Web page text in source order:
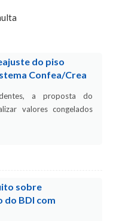
do piso
Confea/Crea
a proposta do
valores congelados
sobre
do BDI com